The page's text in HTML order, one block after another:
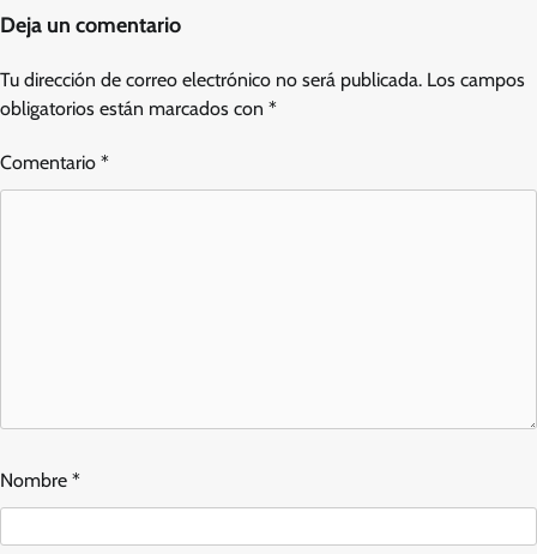
Deja un comentario
Tu dirección de correo electrónico no será publicada. Los campos
obligatorios están marcados con *
Comentario *
Nombre *